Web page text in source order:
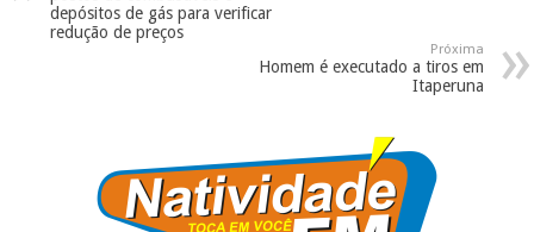
depósitos de gás para verificar
redução de preços
Próxima
Homem é executado a tiros em
Itaperuna